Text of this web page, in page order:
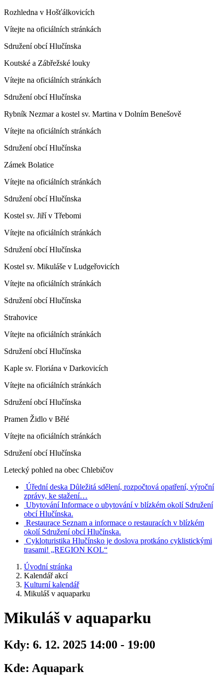
Rozhledna v Hošťálkovicích
Vítejte na oficiálních stránkách
Sdružení obcí Hlučínska
Koutské a Zábřežské louky
Vítejte na oficiálních stránkách
Sdružení obcí Hlučínska
Rybník Nezmar a kostel sv. Martina v Dolním Benešově
Vítejte na oficiálních stránkách
Sdružení obcí Hlučínska
Zámek Bolatice
Vítejte na oficiálních stránkách
Sdružení obcí Hlučínska
Kostel sv. Jiří v Třebomi
Vítejte na oficiálních stránkách
Sdružení obcí Hlučínska
Kostel sv. Mikuláše v Ludgeřovicích
Vítejte na oficiálních stránkách
Sdružení obcí Hlučínska
Strahovice
Vítejte na oficiálních stránkách
Sdružení obcí Hlučínska
Kaple sv. Floriána v Darkovicích
Vítejte na oficiálních stránkách
Sdružení obcí Hlučínska
Pramen Židlo v Bělé
Vítejte na oficiálních stránkách
Sdružení obcí Hlučínska
Letecký pohled na obec Chlebičov
Úřední deska Důležitá sdělení, rozpočtová opatření, výroční
zprávy, ke stažení…
Ubytování Informace o ubytování v blízkém okolí Sdružení
obcí Hlučínska.
Restaurace Seznam a informace o restauracích v blízkém
okolí Sdružení obcí Hlučínska.
Cykloturistika Hlučínsko je doslova protkáno cyklistickými
trasami! „REGION KOL“
Úvodní stránka
Kalendář akcí
Kulturní kalendář
Mikuláš v aquaparku
Mikuláš v aquaparku
Kdy: 6. 12. 2025 14:00 - 19:00
Kde: Aquapark